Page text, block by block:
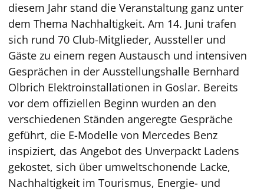
diesem Jahr stand die Veranstaltung ganz unter
dem Thema Nachhaltigkeit. Am 14. Juni trafen
sich rund 70 Club-Mitglieder, Aussteller und
Gäste zu einem regen Austausch und intensiven
Gesprächen in der Ausstellungshalle Bernhard
Olbrich Elektroinstallationen in Goslar. Bereits
vor dem offiziellen Beginn wurden an den
verschiedenen Ständen angeregte Gespräche
geführt, die E-Modelle von Mercedes Benz
inspiziert, das Angebot des Unverpackt Ladens
gekostet, sich über umweltschonende Lacke,
Nachhaltigkeit im Tourismus, Energie- und